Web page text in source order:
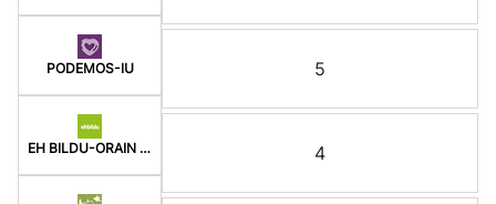
PODEMOS-IU
EH BILDU-ORAIN ERREP
5
4